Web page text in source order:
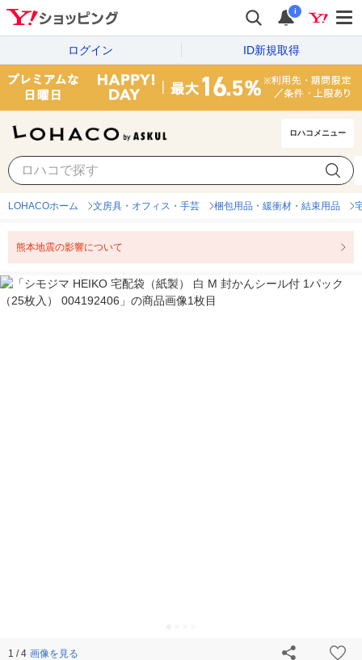
i
ログイン ID新規取得
ロハコメニュー
LOHACOホーム 文房具・オフィス・手芸 梱包用品・緩衝材・結束用品
熊本地震の影響について
1 / 4 画像を見る